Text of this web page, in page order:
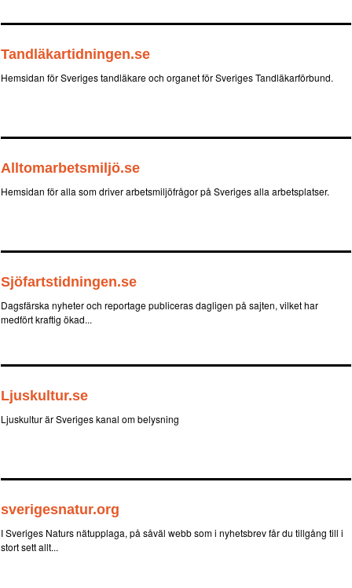
Tandläkartidningen.se
Hemsidan för Sveriges tandläkare och organet för Sveriges Tandläkarförbund.
Alltomarbetsmiljö.se
Hemsidan för alla som driver arbetsmiljöfrågor på Sveriges alla arbetsplatser.
Sjöfartstidningen.se
Dagsfärska nyheter och reportage publiceras dagligen på sajten, vilket har
medfört kraftig ökad...
Ljuskultur.se
Ljuskultur är Sveriges kanal om belysning
sverigesnatur.org
I Sveriges Naturs nätupplaga, på såväl webb som i nyhetsbrev får du tillgång till i
stort sett allt...